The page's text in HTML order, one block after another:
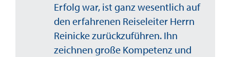
Erfolg war, ist ganz wesentlich auf
den erfahrenen Reiseleiter Herrn
Reinicke zurückzuführen. Ihn
zeichnen große Kompetenz und